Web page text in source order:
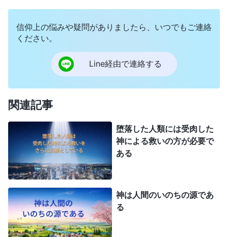
あり、拒否しなければならないとも教えています。この見
解が聖書に適合しているのか否か私たちにはわかりませ
ん。このような理解は正しいのですか。正しくないのです
の点について教えを分かち合って下さい。
信仰上の悩みや疑問がありましたら、いつでもご連絡
ください。
Line経由で連絡する
関連記事
堕落した人類には受肉した
神による救いの方が必要で
ある
神は人間のいのちの源であ
る